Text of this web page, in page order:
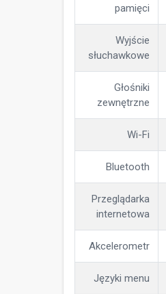
pamięci
Wyjście
słuchawkowe
Głośniki
zewnętrzne
Wi-Fi
Bluetooth
Przeglądarka
internetowa
Akcelerometr
Języki menu